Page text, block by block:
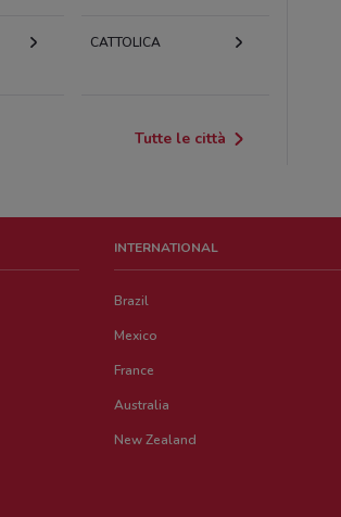
CATTOLICA
Tutte le città
INTERNATIONAL
Brazil
Mexico
France
Australia
New Zealand